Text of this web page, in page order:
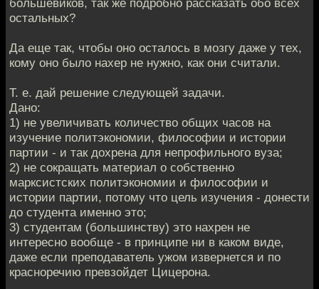
остальных?
Да еще так, чтобы оно осталось в мозгу даже у тех,
кому оно было нахер не нужно, как они считали.
Т. е. дай решение следующей задачи.
Дано:
1) не увеличивать количество общих часов на
изучение политэкономии, философии и истории
партии - и так дохрена для непрофильного вуза;
2) не сокращать материал о собственно
марксистских политэкономии и философии и
истории партии, потому что цель изучения - донести
до студента именно это;
3) студентам (большинству) это нахрен не
интересно вообще - в принципе ни в каком виде,
даже если преподаватель ужом извернется и по
красноречию превзойдет Цицерона.